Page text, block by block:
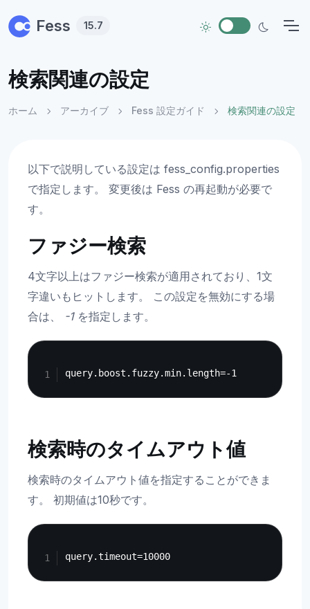
Fess 15.7
検索関連の設定
ホーム アーカイブ Fess 設定ガイド 検索関連の設定
以下で説明している設定は fess_config.properties
で指定します。 変更後は Fess の再起動が必要で
す。
ファジー検索
4文字以上はファジー検索が適用されており、1文
字違いもヒットします。 この設定を無効にする場
合は、 -1を指定します。
検索時のタイムアウト値
検索時のタイムアウト値を指定することができま
す。 初期値は10秒です。